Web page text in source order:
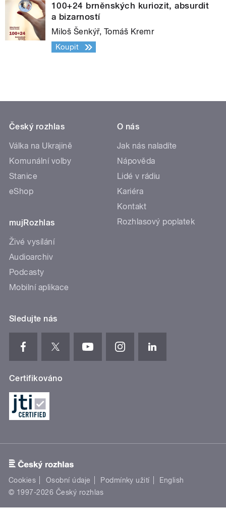
100+24 brněnských kuriozit, absurdit
a bizarností
Miloš Šenkýř, Tomáš Kremr
Koupit
Český rozhlas
Válka na Ukrajině
Komunální volby
Stanice
eShop
mujRozhlas
Živé vysílání
Audioarchiv
Podcasty
Mobilní aplikace
O nás
Jak nás naladíte
Nápověda
Lidé v rádiu
Kariéra
Kontakt
Rozhlasový poplatek
Sledujte nás
Certifikováno
Cookies Osobní údaje Podmínky užití
English
© 1997-2026 Český rozhlas